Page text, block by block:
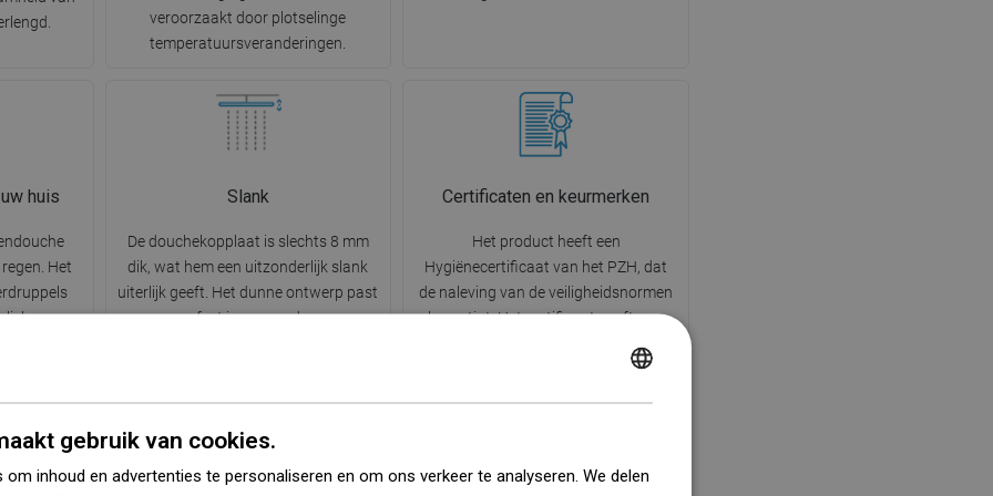
veroorzaakt door plotselinge
temperatuursveranderingen.
huis
Het
lichaam
cosmetica
en
Slank
De douchekopplaat is slechts 8 mm
dik, wat hem een uitzonderlijk slank
uiterlijk geeft. Het dunne ontwerp past
perfect in een modern
Certificaten en keurmerken
Het product heeft een
Hygiënecertificaat van het PZH, dat
de naleving van de veiligheidsnormen
bevestigt. Het certificaat geeft aan
dat het product op geen enkele manier
een negatieve invloed heeft op de
gebruik van cookies.
om inhoud en advertenties te personaliseren en om ons verkeer te analyseren. We delen